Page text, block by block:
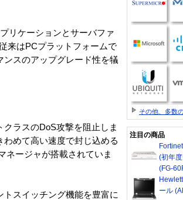
リケーションとサーバファ
来はPCプラットフォームで
スのアップグレード性を犠
ラスのDoS攻撃を阻止しま
めて高い速度で封じ込める
ネージャが搭載されていま
スイッチング機能を豊富に
その他、多数
注目の商品
(初年
(FG-
ール